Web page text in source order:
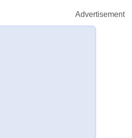
Advertisement